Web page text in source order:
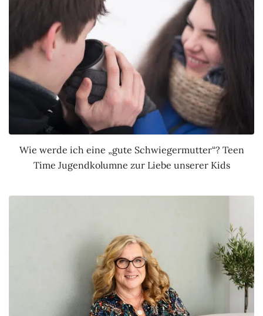
Wie werde ich eine „gute Schwiegermutter“? Teen
Time Jugendkolumne zur Liebe unserer Kids